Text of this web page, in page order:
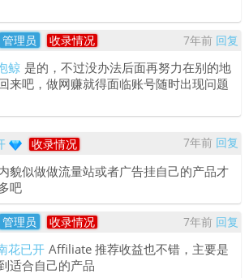
管理员 收录情况 7年前 回复
鲸 是的，不过没办法后面再努力在别的地
来吧，做网赚就得面临账号随时出现问题
收录情况 7年前 回复
貌似做做流量站或者广告挂自己的产品才
吧
管理员 收录情况 7年前 回复
花已开 Affiliate 推荐收益也不错，主要是
适合自己的产品